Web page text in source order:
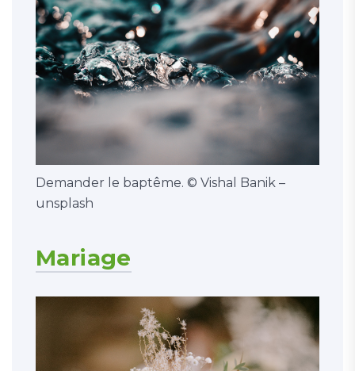
Demander le baptême. © Vishal Banik –
unsplash
Mariage